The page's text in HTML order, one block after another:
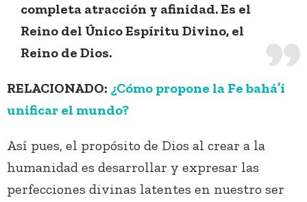
completa atracción y afinidad. Es el
Reino del Único Espíritu Divino, el
Reino de Dios.
RELACIONADO: ¿Cómo propone la Fe bahá’í
unificar el mundo?
Así pues, el propósito de Dios al crear a la
humanidad es desarrollar y expresar las
perfecciones divinas latentes en nuestro ser